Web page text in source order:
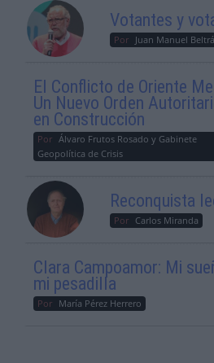
Votantes y
Por Juan Manuel
El Conflicto de Oriente
Un Nuevo Orden
en Construcción
Por Álvaro Frutos Rosado y Gabinete
Geopolítica de Crisis
Reconquista
Por Carlos Miranda
Clara Campoamor: Mi
mi pesadilla
Por María Pérez Herrero